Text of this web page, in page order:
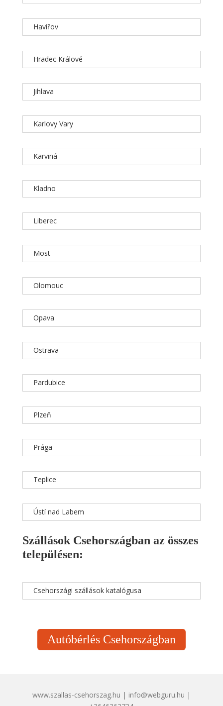
Havířov
Hradec Králové
Jihlava
Karlovy Vary
Karviná
Kladno
Liberec
Most
Olomouc
Opava
Ostrava
Pardubice
Plzeň
Prága
Teplice
Ústí nad Labem
Szállások Csehországban az összes
településen:
Csehországi szállások katalógusa
Autóbérlés Csehországban
www.szallas-csehorszag.hu | info@webguru.hu |